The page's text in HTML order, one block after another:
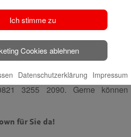
sich für eines unserer
oder Besichtigung
mit einem unserer
3255 2090. Gerne
für Sie da!
Ich stimme zu
Cookies ablehnen
Datenschutzerklärung Impressum